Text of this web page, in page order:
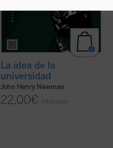
La idea de la
universidad
John Henry Newman
22,00€ IVA incluido